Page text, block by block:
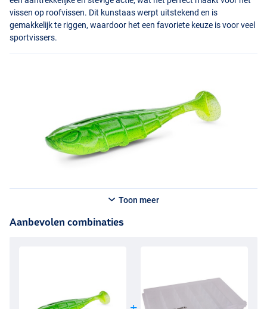
vissen op roofvissen. Dit kunstaas werpt uitstekend en is
gemakkelijk te riggen, waardoor het een favoriete keuze is voor veel
sportvissers.
Toon meer
Aanbevolen combinaties